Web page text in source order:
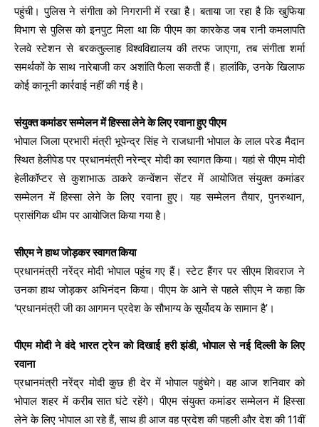
पहुंची। पुलिस ने संगीता को निगरानी में रखा है। बताया जा रहा है कि खुफिया
विभाग से पुलिस को इनपुट मिला था कि पीएम का कारकेड जब रानी कमलापति
रेलवे स्टेशन से बरकतुल्लाह विश्वविद्यालय की तरफ जाएगा, तब संगीता शर्मा
समर्थकों के साथ नारेबाजी कर अशांति फैला सकती हैं। हालांकि, उनके खिलाफ
कोई कानूनी कार्रवाई नहीं की गई है।
संयुक्त कमांडर सम्मेलन में हिस्सा लेने के लिए रवाना हुए पीएम
भोपाल जिला प्रभारी मंत्री भूपेन्द्र सिंह ने राजधानी भोपाल के लाल परेड मैदान
स्थित हेलीपेड पर प्रधानमंत्री नरेन्द्र मोदी का स्वागत किया। यहां से पीएम मोदी
हेलीकॉप्टर से कुशाभाऊ ठाकरे कन्वेंशन सेंटर में आयोजित संयुक्त कमांडर
सम्मेलन में हिस्सा लेने के लिए रवाना हुए। यह सम्मेलन तैयार, पुनरुथान,
प्रासंगिक थीम पर आयोजित किया गया है।
सीएम ने हाथ जोड़कर स्वागत किया
प्रधानमंत्री नरेंद्र मोदी भोपाल पहुंच गए हैं। स्टेट हैंगर पर सीएम शिवराज ने
उनका हाथ जोड़कर अभिनंदन किया। पीएम के आने से पहले सीएम ने कहा कि
‘प्रधानमंत्री जी का आगमन प्रदेश के सौभाग्य के सूर्योदय के सामान है’।
पीएम मोदी ने वंदे भारत ट्रेन को दिखाई हरी झंडी, भोपाल से नई दिल्ली के लिए
रवाना
प्रधानमंत्री नरेंद्र मोदी कुछ ही देर में भोपाल पहुंचेगे। वह आज शनिवार को
भोपाल शहर में करीब सात घंटे रहेंगे। पीएम संयुक्त कमांडर सम्मेलन में हिस्सा
लेने के लिए भोपाल आ रहे हैं, साथ ही आज वह प्रदेश की पहली और देश की 11वीं